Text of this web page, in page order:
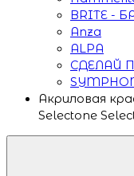
BRITE -
Anza
ALPA
СДЕЛАЙ
Акриловая
Selectone